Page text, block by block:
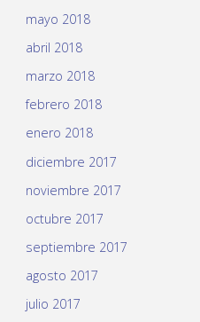
mayo 2018
abril 2018
marzo 2018
febrero 2018
enero 2018
diciembre 2017
noviembre 2017
octubre 2017
septiembre 2017
agosto 2017
julio 2017